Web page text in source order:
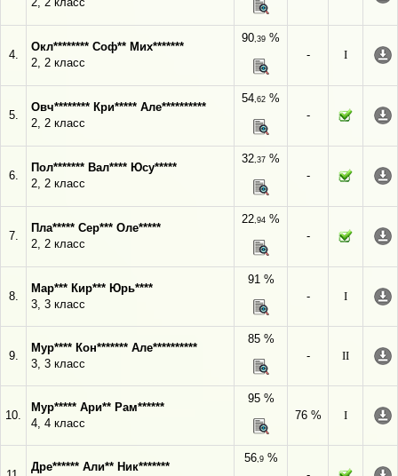
4.
Окл******** Соф** Мих*******
2, 2 класс
90,39 %
-
I
5.
Овч******** Кри***** Але**********
2, 2 класс
54,62 %
-
6.
Пол******* Вал**** Юсу*****
2, 2 класс
32,37 %
-
7.
Пла***** Сер*** Оле*****
2, 2 класс
22,94 %
-
8.
Мар*** Кир*** Юрь****
3, 3 класс
91 %
-
I
9.
Мур**** Кон******* Але**********
3, 3 класс
85 %
-
II
10.
Мур***** Ари** Рам******
4, 4 класс
95 %
76 %
I
Дре****** Али** Ник*******
56,9%